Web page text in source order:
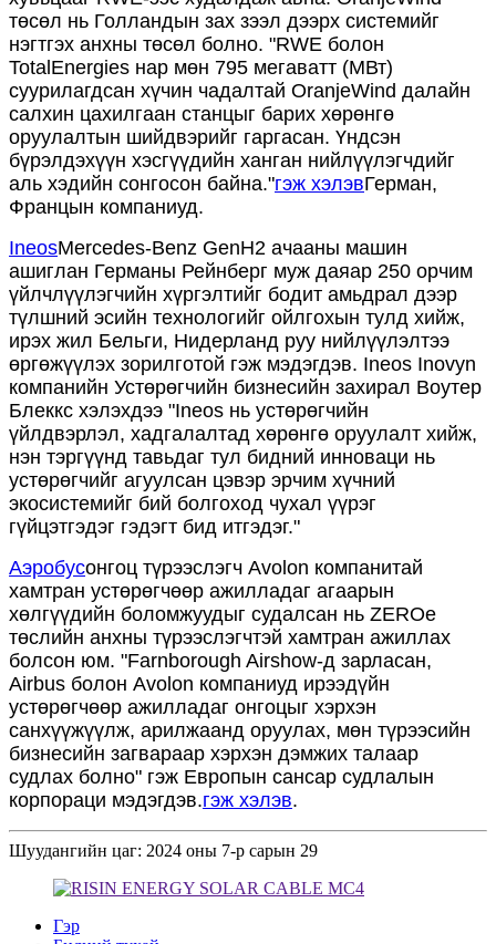
төсөл нь Голландын зах зээл дээрх системийг
нэгтгэх анхны төсөл болно. "RWE болон
TotalEnergies нар мөн 795 мегаватт (МВт)
суурилагдсан хүчин чадалтай OranjeWind далайн
салхин цахилгаан станцыг барих хөрөнгө
оруулалтын шийдвэрийг гаргасан. Үндсэн
бүрэлдэхүүн хэсгүүдийн ханган нийлүүлэгчдийг
аль хэдийн сонгосон байна."гэж хэлэвГерман,
Францын компаниуд.
IneosMercedes-Benz GenH2 ачааны машин
ашиглан Германы Рейнберг муж даяар 250 орчим
үйлчлүүлэгчийн хүргэлтийг бодит амьдрал дээр
түлшний эсийн технологийг ойлгохын тулд хийж,
ирэх жил Бельги, Нидерланд руу нийлүүлэлтээ
өргөжүүлэх зорилготой гэж мэдэгдэв. Ineos Inovyn
компанийн Устөрөгчийн бизнесийн захирал Воутер
Блеккс хэлэхдээ "Ineos нь устөрөгчийн
үйлдвэрлэл, хадгалалтад хөрөнгө оруулалт хийж,
нэн тэргүүнд тавьдаг тул бидний инноваци нь
устөрөгчийг агуулсан цэвэр эрчим хүчний
экосистемийг бий болгоход чухал үүрэг
гүйцэтгэдэг гэдэгт бид итгэдэг."
Аэробусонгоц түрээслэгч Avolon компанитай
хамтран устөрөгчөөр ажилладаг агаарын
хөлгүүдийн боломжуудыг судалсан нь ZEROe
төслийн анхны түрээслэгчтэй хамтран ажиллах
болсон юм. "Farnborough Airshow-д зарласан,
Airbus болон Avolon компаниуд ирээдүйн
устөрөгчөөр ажилладаг онгоцыг хэрхэн
санхүүжүүлж, арилжаанд оруулах, мөн түрээсийн
бизнесийн загвараар хэрхэн дэмжих талаар
судлах болно" гэж Европын сансар судлалын
корпораци мэдэгдэв.гэж хэлэв.
Шуудангийн цаг: 2024 оны 7-р сарын 29
Гэр